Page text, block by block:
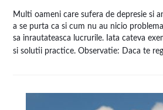
Multi oameni care sufera de depresie si
a se purta ca si cum nu au nicio
sa inrautateasca lucrurile. Iata cateva
si solutii practice. Observatie: Daca te